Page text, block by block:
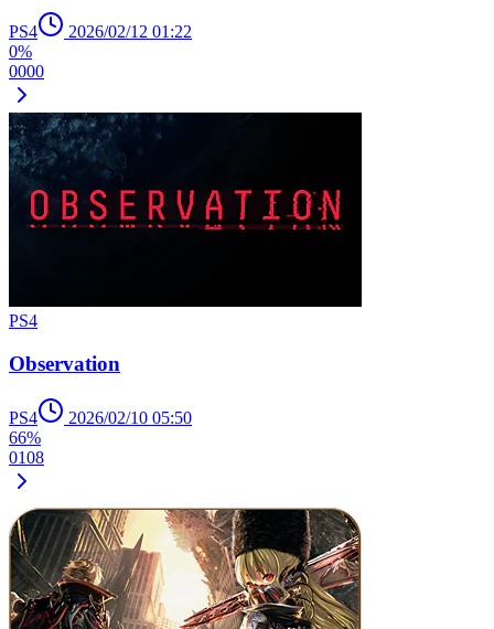
PS4
2026/02/12 01:22
0%
0000
PS4
Observation
PS4
2026/02/10 05:50
66%
0108